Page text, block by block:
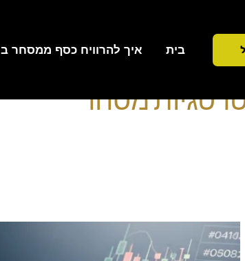
בית איך להרוויח כסף ממסחר ב 90 ימים
מסחר
אסטרטגיות
מסחר